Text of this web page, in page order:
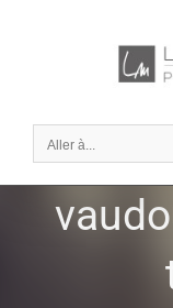
Aller à...